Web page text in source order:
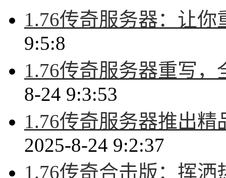
1.76传奇服务器：让
9:5:8
1.76传奇服务器重写
8-24 9:3:53
1.76传奇服务器推出
2025-8-24 9:2:37
1.76传奇合击版：挥